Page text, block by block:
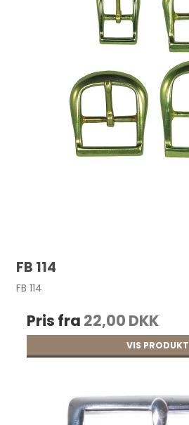
FB 114
FB 114
Pris fra 22,00 DKK
VIS PRODUKT